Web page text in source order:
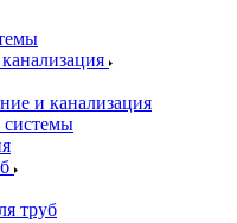
и канализация
труб